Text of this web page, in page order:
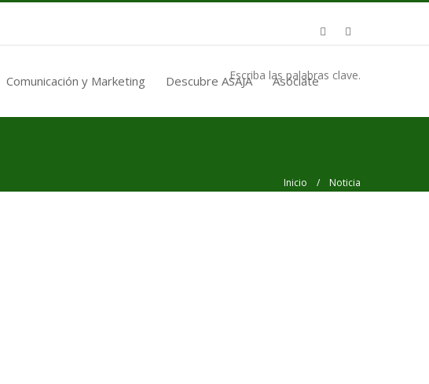
Comunicación y Marketing Descubre ASAJA Asóciate
Escriba las palabras clave.
Inicio / Noticia